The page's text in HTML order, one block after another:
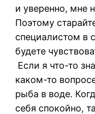
и уверенно, мне
Поэтому
специалистом в
будете
Если я что-то
каком-то
рыба в воде.
себя спокойно,